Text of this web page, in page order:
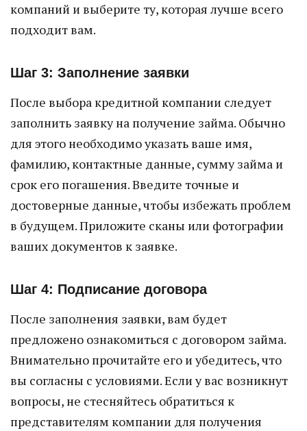
компаний и выберите ту, которая лучше всего
подходит вам.
Шаг 3: Заполнение заявки
После выбора кредитной компании следует
заполнить заявку на получение займа. Обычно
для этого необходимо указать ваше имя,
фамилию, контактные данные, сумму займа и
срок его погашения. Введите точные и
достоверные данные, чтобы избежать проблем
в будущем. Приложите сканы или фотографии
ваших документов к заявке.
Шаг 4: Подписание договора
После заполнения заявки, вам будет
предложено ознакомиться с договором займа.
Внимательно прочитайте его и убедитесь, что
вы согласны с условиями. Если у вас возникнут
вопросы, не стесняйтесь обратиться к
представителям компании для получения